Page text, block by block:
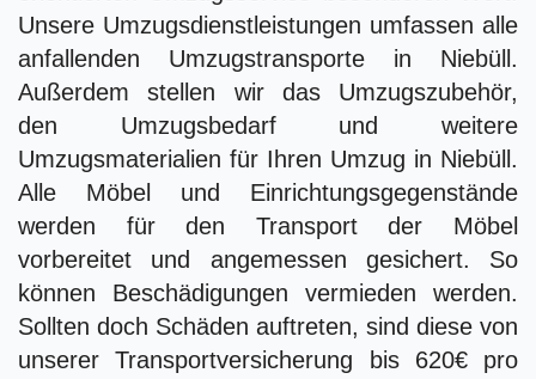
Unsere Umzugsdienstleistungen umfassen alle
anfallenden Umzugstransporte in Niebüll.
Außerdem stellen wir das Umzugszubehör,
den Umzugsbedarf und weitere
Umzugsmaterialien für Ihren Umzug in Niebüll.
Alle Möbel und Einrichtungsgegenstände
werden für den Transport der Möbel
vorbereitet und angemessen gesichert. So
können Beschädigungen vermieden werden.
Sollten doch Schäden auftreten, sind diese von
unserer Transportversicherung bis 620€ pro